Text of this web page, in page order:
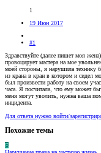
1
19 Июн 2017
#1
Здравствуйте (далее пишет моя
провоцирует мастера на мое
моей стороны, я нарушила технику
из крана в кран в котором и сидел
был произвести работу на своем
часа. Я посчитала, что ему может
меня могут уволить, нужна ваша
инцидента.
Для ответа нужно войти/
Похожие темы
Е